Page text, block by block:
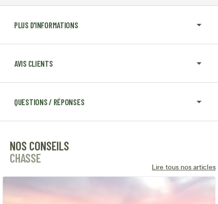
PLUS D'INFORMATIONS
AVIS CLIENTS
QUESTIONS / RÉPONSES
NOS CONSEILS
CHASSE
Lire tous nos articles